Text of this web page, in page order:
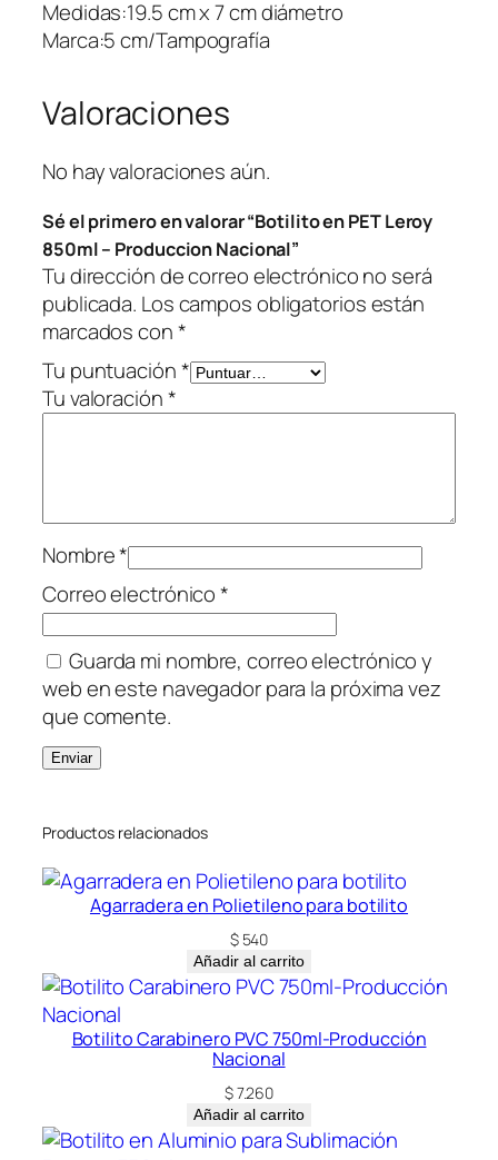
r
8
0
l
–
P
r
o
d
u
c
n
N
a
c
i
o
n
a
l
n
t
i
d
Medidas:19.5 cm x 7 cm diámetro
Marca:5 cm/Tampografía
Valoraciones
No hay valoraciones aún.
Sé el primero en valorar “Botilito en PET Leroy
850ml – Produccion Nacional”
Tu dirección de correo electrónico no será
publicada. Los campos obligatorios están
marcados con*
Tu puntuación*
Tu valoración*
Nombre*
Correo electrónico*
Guarda mi nombre, correo electrónico y
web en este navegador para la próxima vez
que comente.
Productos relacionados
Agarradera en Polietileno para botilito
$540
Añadir al carrito
Botilito Carabinero PVC 750ml-Producción
Nacional
$7.260
Añadir al carrito